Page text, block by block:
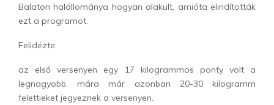
Balaton halállománya hogyan alakult, amióta elindították
ezt a programot.
Felidézte:
az első versenyen egy 17 kilogrammos ponty volt a
legnagyobb, mára már azonban 20-30 kilogramm
felettieket jegyeznek a versenyen.